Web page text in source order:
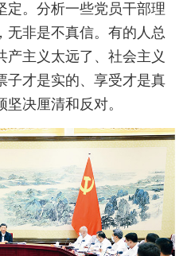
定。分析一些党员干部理
无非是不真信。有的人总
产主义太远了、社会主义
子才是实的、享受才是真
决厘清和反对。